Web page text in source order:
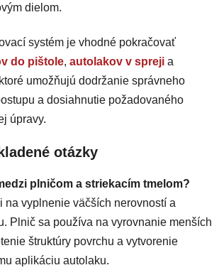
dielom.
systém je vhodné pokračovať
do pištole, autolakov v spreji a
umožňujú dodržanie správneho
a dosiahnutie požadovaného
úpravy.
otázky
plničom a striekacím tmelom?
na vyplnenie väčších nerovností a
Plnič sa používa na vyrovnanie menších
štruktúry povrchu a vytvorenie
aplikáciu autolaku.